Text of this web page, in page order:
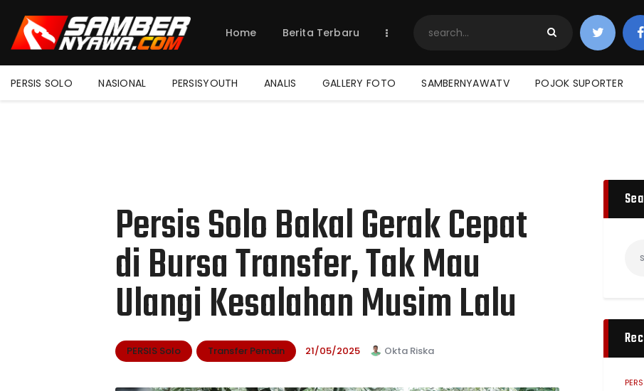
Home Berita Terbaru
PERSIS SOLO NASIONAL PERSISYOUTH ANALIS GALLERY FOTO SAMBERNYAWATV POJOK SUPORTER
Berita Terbaru
Jadwal & Hasil
Klasemen
Persis Solo Bakal Gerak Cepat
di Bursa Transfer, Tak Mau
Ulangi Kesalahan Musim Lalu
PERSIS Solo Transfer Pemain 21/05/2025 Okta Riska